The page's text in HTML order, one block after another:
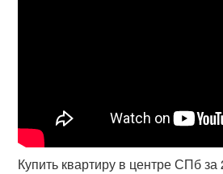
Купить квартиру в центре СПб